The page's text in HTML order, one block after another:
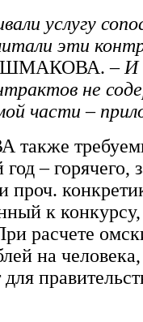
услугу
эти
ШМАКОВА.– И
не
части –
– горячего,
проч.
к
расчете
на человека,